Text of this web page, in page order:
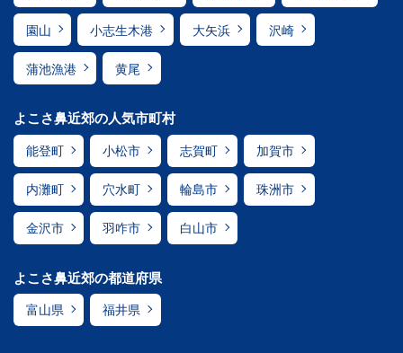
園山 小志生木港 大矢浜 沢崎
蒲池漁港 黄尾
よこさ鼻近郊の人気市町村
能登町 小松市 志賀町 加賀市
内灘町 穴水町 輪島市 珠洲市
金沢市 羽咋市 白山市
よこさ鼻近郊の都道府県
富山県 福井県